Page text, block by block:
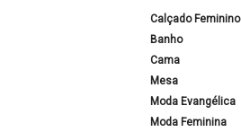
Calçado Feminino
Banho
Cama
Mesa
Moda Evangélica
Moda Feminina